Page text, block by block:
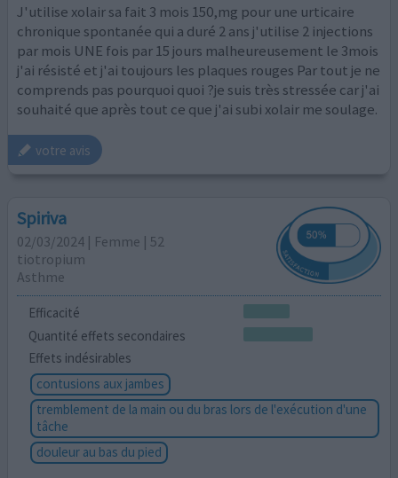
J'utilise xolair sa fait 3 mois 150,mg pour une urticaire
chronique spontanée qui a duré 2 ans j'utilise 2 injections
par mois UNE fois par 15 jours malheureusement le 3mois
j'ai résisté et j'ai toujours les plaques rouges Par tout je ne
comprends pas pourquoi quoi ?je suis très stressée car j'ai
souhaité que après tout ce que j'ai subi xolair me soulage.
votre avis
Spiriva
02/03/2024 | Femme | 52
tiotropium
Asthme
Efficacité
Quantité effets secondaires
Effets indésirables
contusions aux jambes
tremblement de la main ou du bras lors de l'exécution d'une
tâche
douleur au bas du pied